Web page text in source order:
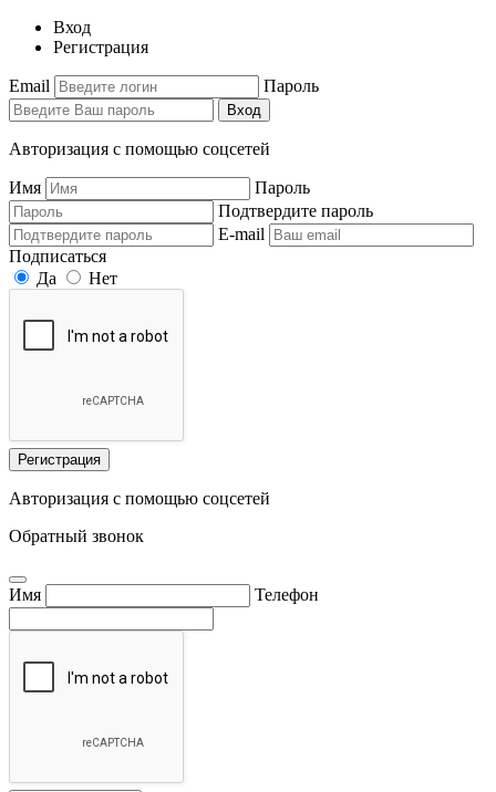
Вход
Регистрация
Email Пароль
Вход
Авторизация с помощью соцсетей
Имя
Пароль
Подтвердите пароль
E-mail
Подписаться
Да
Нет
Регистрация
Авторизация с помощью соцсетей
Обратный звонок
Имя Телефон